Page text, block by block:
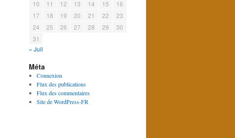
10
11 12 13 14 15
16
17
18 19 20 21 22
23
24
25 26 27 28 29
30
31
« Juil
Méta
Connexion
Flux des publications
Flux des commentaires
Site de WordPress-FR